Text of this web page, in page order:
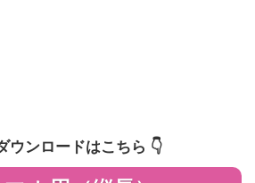
ウンロードはこちら 👇️